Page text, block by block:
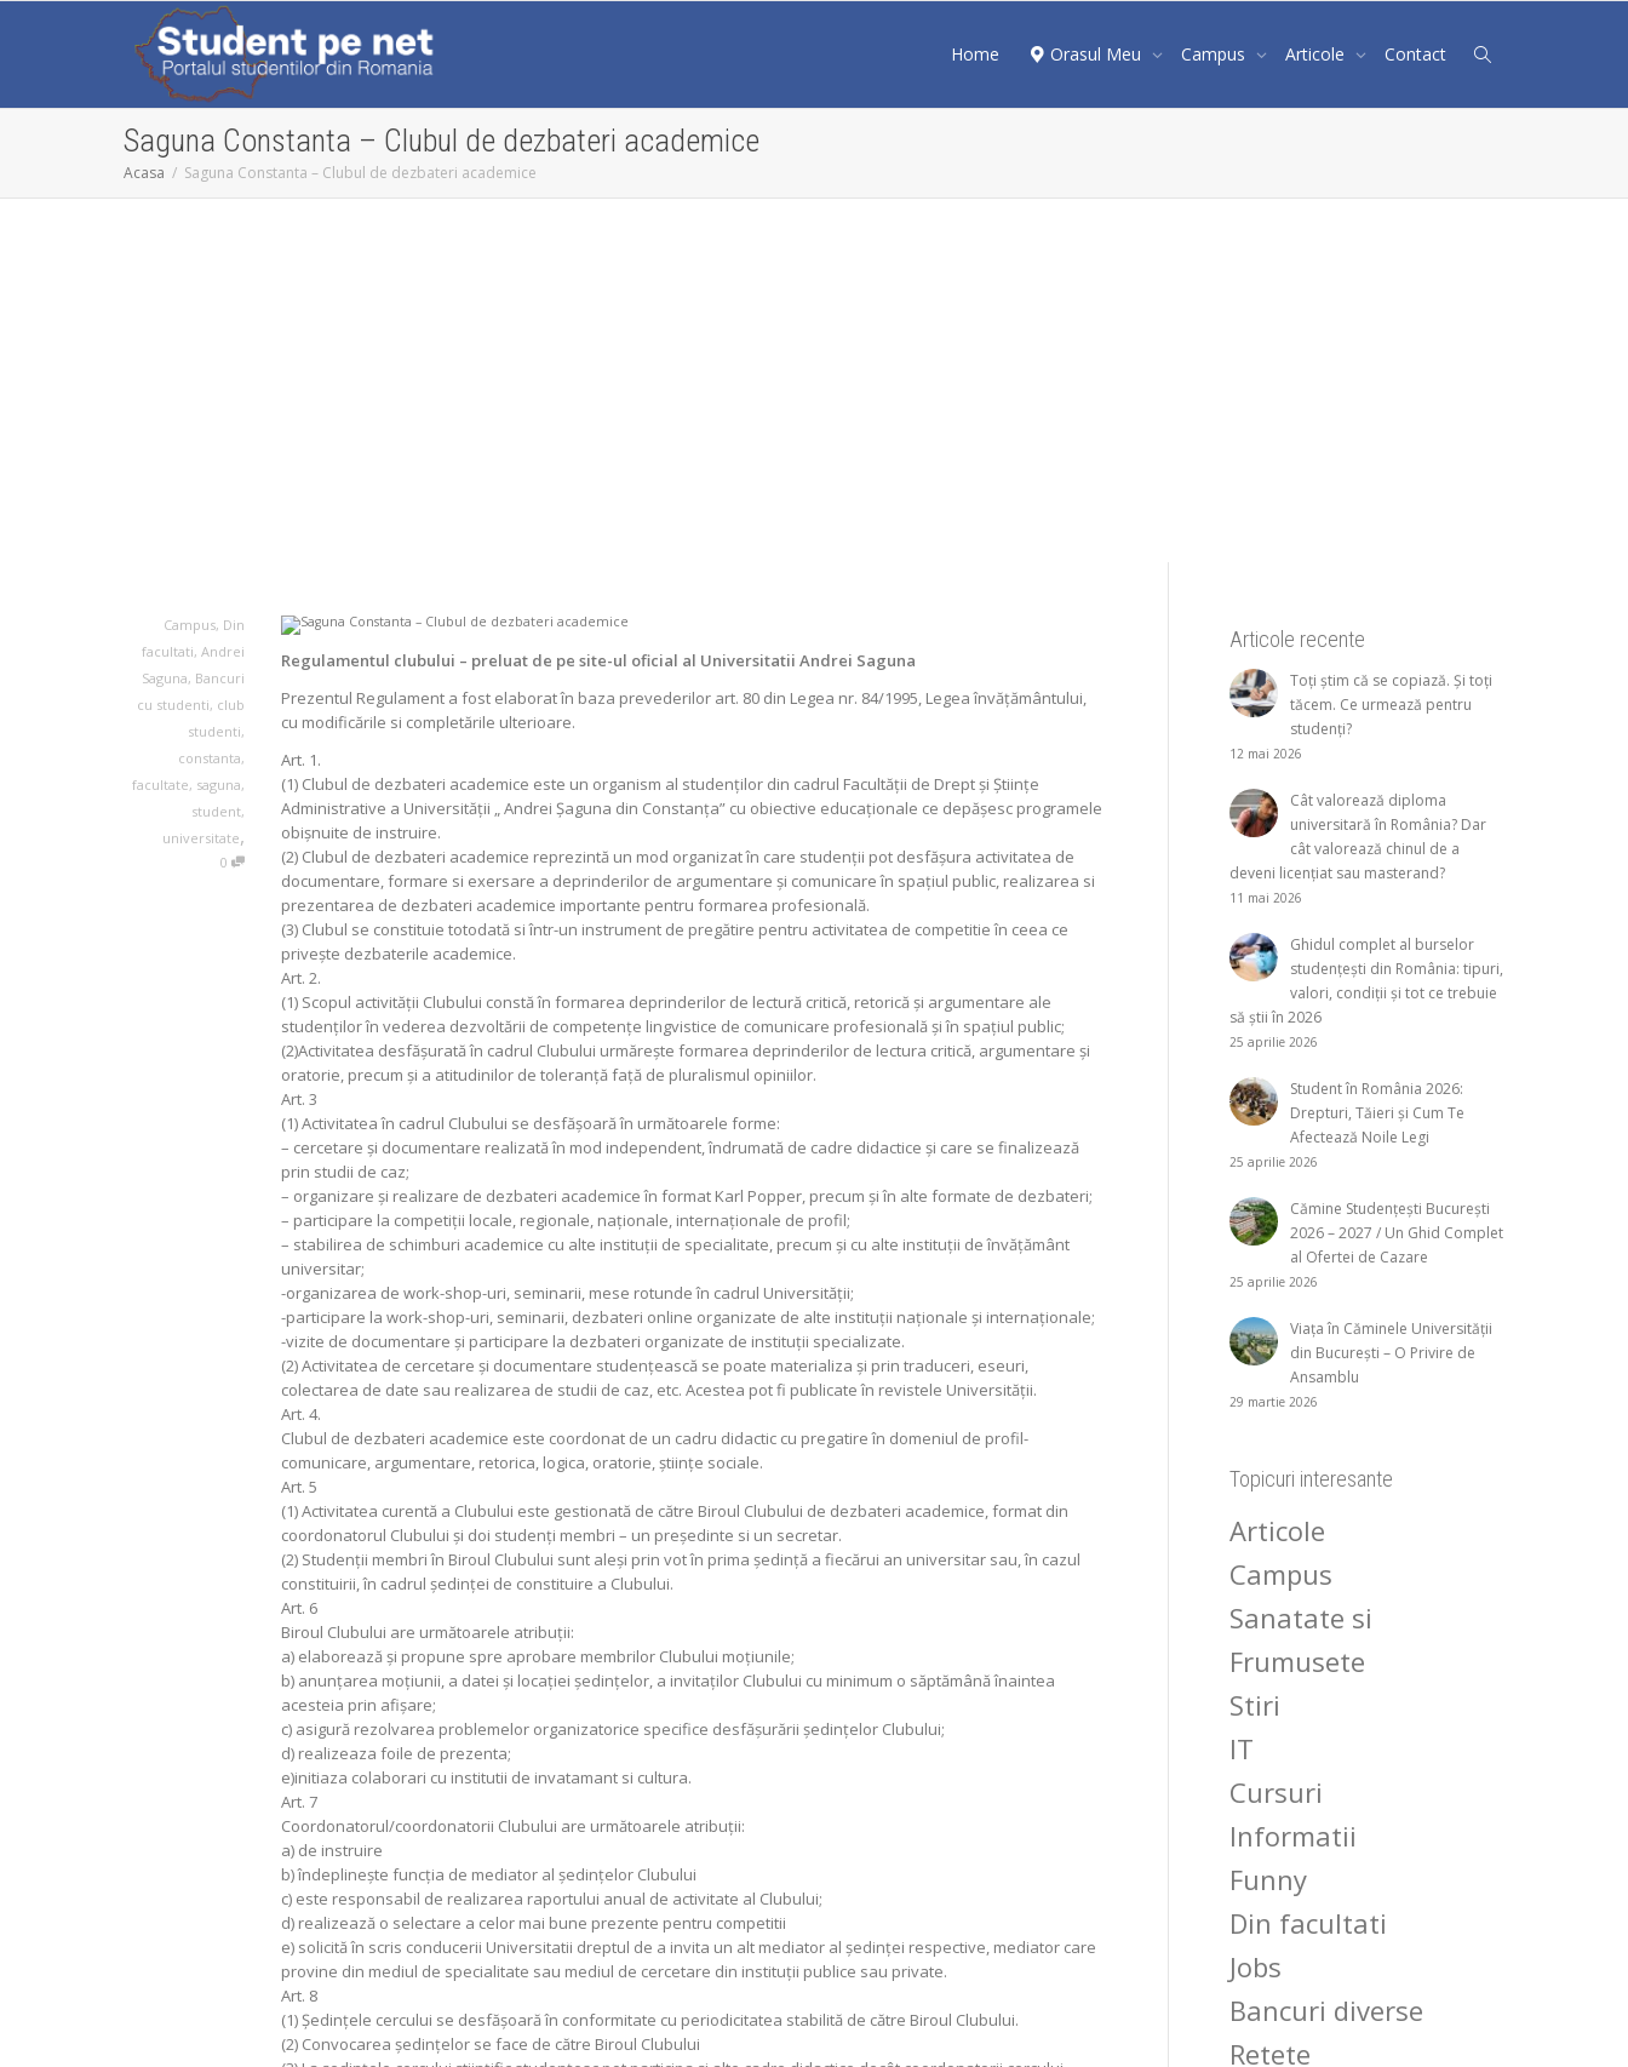
Home Orasul Meu Campus Articole Contact
Saguna Constanta – Clubul de dezbateri academice
Acasa Saguna Constanta – Clubul de dezbateri academice
Campus, Din
facultati, Andrei
Saguna, Bancuri
cu studenti, club
studenti,
constanta,
facultate, saguna,
student,
universitate,
0
Regulamentul clubului – preluat de pe site-ul oficial al Universitatii Andrei Saguna
Prezentul Regulament a fost elaborat în baza prevederilor art. 80 din Legea nr. 84/1995, Legea învăţământului,
cu modificările si completările ulterioare.
Art. 1.
(1) Clubul de dezbateri academice este un organism al studenţilor din cadrul Facultăţii de Drept şi Ştiinţe
Administrative a Universităţii „ Andrei Şaguna din Constanţa” cu obiective educaționale ce depăşesc programele
obişnuite de instruire.
(2) Clubul de dezbateri academice reprezintă un mod organizat în care studenţii pot desfăşura activitatea de
documentare, formare si exersare a deprinderilor de argumentare și comunicare în spațiul public, realizarea si
prezentarea de dezbateri academice importante pentru formarea profesională.
(3) Clubul se constituie totodată si într-un instrument de pregătire pentru activitatea de competitie în ceea ce
privește dezbaterile academice.
Art. 2.
(1) Scopul activităţii Clubului constă în formarea deprinderilor de lectură critică, retorică și argumentare ale
studenților în vederea dezvoltării de competențe lingvistice de comunicare profesională și în spațiul public;
(2)Activitatea desfășurată în cadrul Clubului urmăreşte formarea deprinderilor de lectura critică, argumentare și
oratorie, precum și a atitudinilor de toleranță față de pluralismul opiniilor.
Art. 3
(1) Activitatea în cadrul Clubului se desfăşoară în următoarele forme:
– cercetare și documentare realizată în mod independent, îndrumată de cadre didactice și care se finalizează
prin studii de caz;
– organizare și realizare de dezbateri academice în format Karl Popper, precum și în alte formate de dezbateri;
– participare la competiții locale, regionale, naționale, internaționale de profil;
– stabilirea de schimburi academice cu alte instituții de specialitate, precum și cu alte instituții de învățământ
universitar;
-organizarea de work-shop-uri, seminarii, mese rotunde în cadrul Universității;
-participare la work-shop-uri, seminarii, dezbateri online organizate de alte instituții naționale și internaționale;
-vizite de documentare și participare la dezbateri organizate de instituții specializate.
(2) Activitatea de cercetare și documentare studenţească se poate materializa și prin traduceri, eseuri,
colectarea de date sau realizarea de studii de caz, etc. Acestea pot fi publicate în revistele Universității.
Art. 4.
Clubul de dezbateri academice este coordonat de un cadru didactic cu pregatire în domeniul de profil-
comunicare, argumentare, retorica, logica, oratorie, științe sociale.
Art. 5
(1) Activitatea curentă a Clubului este gestionată de către Biroul Clubului de dezbateri academice, format din
coordonatorul Clubului şi doi studenţi membri – un preşedinte si un secretar.
(2) Studenţii membri în Biroul Clubului sunt aleşi prin vot în prima şedinţă a fiecărui an universitar sau, în cazul
constituirii, în cadrul şedinţei de constituire a Clubului.
Art. 6
Biroul Clubului are următoarele atribuţii:
a) elaborează şi propune spre aprobare membrilor Clubului moțiunile;
b) anunţarea moțiunii, a datei și locației ședințelor, a invitaților Clubului cu minimum o săptămână înaintea
acesteia prin afişare;
c) asigură rezolvarea problemelor organizatorice specifice desfăşurării şedinţelor Clubului;
d) realizeaza foile de prezenta;
e)initiaza colaborari cu institutii de invatamant si cultura.
Art. 7
Coordonatorul/coordonatorii Clubului are următoarele atribuţii:
a) de instruire
b) îndeplineşte funcţia de mediator al şedinţelor Clubului
c) este responsabil de realizarea raportului anual de activitate al Clubului;
d) realizează o selectare a celor mai bune prezente pentru competitii
e) solicită în scris conducerii Universitatii dreptul de a invita un alt mediator al şedinţei respective, mediator care
provine din mediul de specialitate sau mediul de cercetare din instituţii publice sau private.
Art. 8
(1) Şedinţele cercului se desfăşoară în conformitate cu periodicitatea stabilită de către Biroul Clubului.
(2) Convocarea şedinţelor se face de către Biroul Clubului
Articole recente
Toți știm că se copiază. Și toți
tăcem. Ce urmează pentru
studenți?
12 mai 2026
Cât valorează diploma
universitară în România? Dar
cât valorează chinul de a
deveni licențiat sau masterand?
11 mai 2026
Ghidul complet al burselor
studențești din România: tipuri,
valori, condiții și tot ce trebuie
să știi în 2026
25 aprilie 2026
Student în România 2026:
Drepturi, Tăieri și Cum Te
Afectează Noile Legi
25 aprilie 2026
Cămine Studențești București
2026 – 2027 / Un Ghid Complet
al Ofertei de Cazare
25 aprilie 2026
Viața în Căminele Universității
din București – O Privire de
Ansamblu
29 martie 2026
Topicuri interesante
Articole
Campus
Sanatate si
Frumusete
Stiri
IT
Cursuri
Informatii
Funny
Din facultati
Jobs
Bancuri diverse
Retete